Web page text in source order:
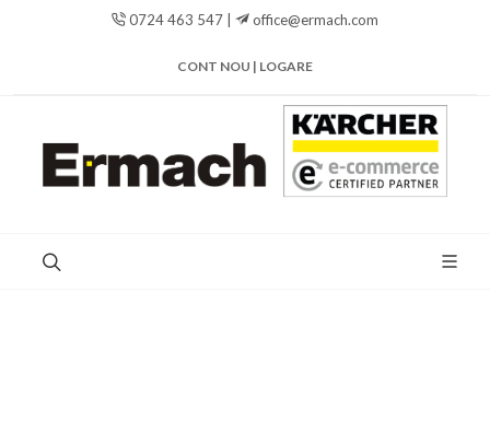
0724 463 547 | office@ermach.com
CONT NOU | LOGARE